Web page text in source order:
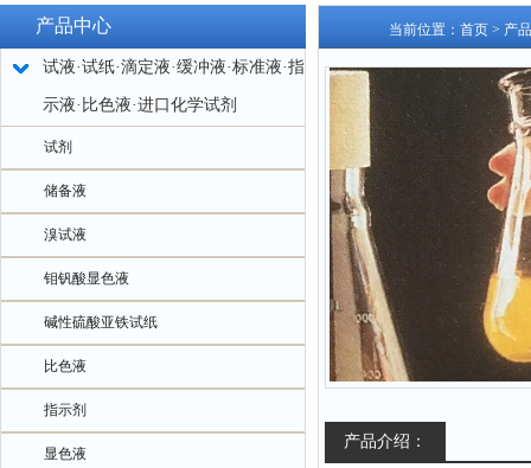
产品中心
试液·试纸·滴定液·缓冲液·标准液·指
示液·比色液·进口化学试剂
试剂
储备液
溴试液
钼钒酸显色液
碱性硫酸亚铁试纸
比色液
指示剂
显色液
当前位置： 首页 > 产
产品介绍：